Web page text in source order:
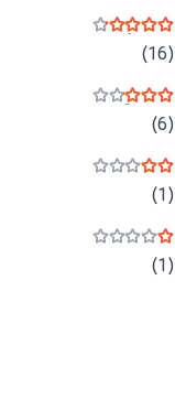
نمره(16)
نمره(6)
نمره(1)
نمره(1)